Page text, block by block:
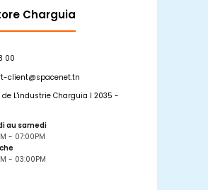
Charguia
00
client@spacenet.tn
de L'industrie Charguia I 2035 -
au samedi
- 07:00PM
- 03:00PM